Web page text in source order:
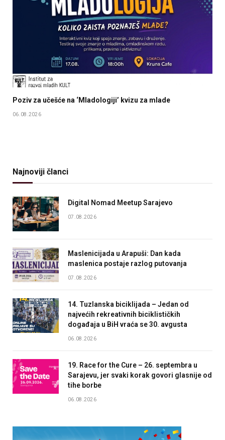
Poziv za učešće na ‘Mladologiji’ kvizu za mlade
06.08.2026
Najnoviji članci
Digital Nomad Meetup Sarajevo
07.08.2026
Maslenicijada u Arapuši: Dan kada
maslenica postaje razlog putovanja
07.08.2026
14. Tuzlanska biciklijada – Jedan od
najvećih rekreativnih biciklističkih
događaja u BiH vraća se 30. avgusta
06.08.2026
19. Race for the Cure – 26. septembra u
Sarajevu, jer svaki korak govori glasnije od
tihe borbe
06.08.2026